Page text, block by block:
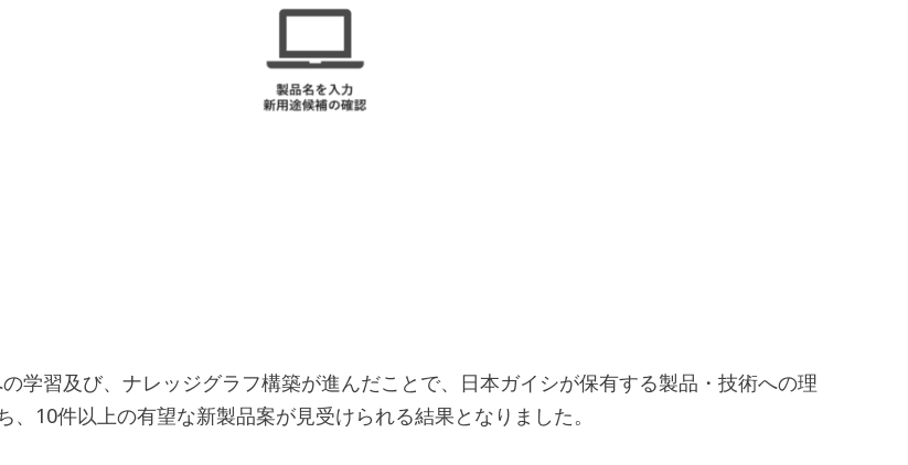
習及び、ナレッジグラフ構築が進んだことで、日本ガイシが保有する製品・技術への理
10件以上の有望な新製品案が見受けられる結果となりました。